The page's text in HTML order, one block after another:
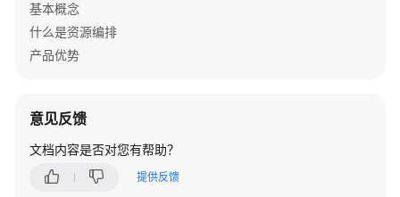
排-
模
板
源
编
基本概念
什么是资源编排
产品优势
意见反馈
文档内容是否对您有帮助？
提供反馈